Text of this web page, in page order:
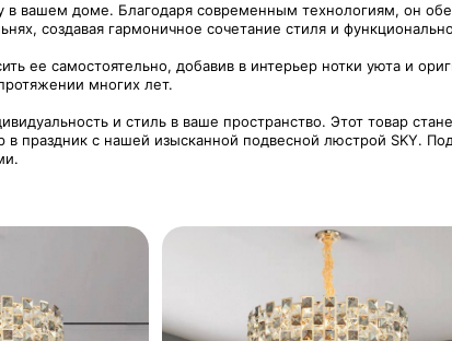
в вашем доме. Благодаря современным технологиям, он
создавая гармоничное сочетание стиля и
ее самостоятельно, добавив в интерьер нотки уюта и
многих лет.
и стиль в ваше пространство. Этот товар
с нашей изысканной подвесной люстрой SKY.